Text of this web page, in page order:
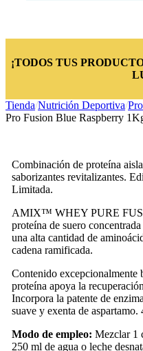
¡TODOS TUS
Tienda/Nutrición Deportiva/
Pro Fusion Blue Raspberry
Combinación de proteína
saborizantes revitalizantes.
Limitada.
AMIX™ WHEY PURE
proteína de suero
una alta cantidad de
cadena ramificada.
Contenido excepcionalmente
proteína apoya la
Incorpora la patente de
suave y exenta de aspartamo.
Modo de empleo: Mezclar 1
250 ml de agua o leche